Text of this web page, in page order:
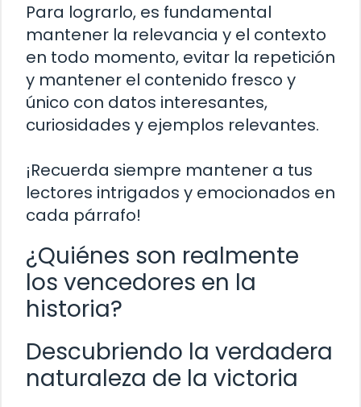
Para lograrlo, es fundamental
mantener la relevancia y el contexto
en todo momento, evitar la repetición
y mantener el contenido fresco y
único con datos interesantes,
curiosidades y ejemplos relevantes.
¡Recuerda siempre mantener a tus
lectores intrigados y emocionados en
cada párrafo!
¿Quiénes son realmente
los vencedores en la
historia?
Descubriendo la verdadera
naturaleza de la victoria